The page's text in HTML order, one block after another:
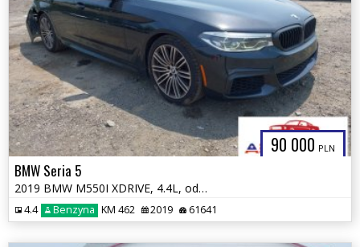
90 000 PLN
BMW Seria 5
2019 BMW M550I XDRIVE, 4.4L, od ubezpieczalni
4.4 Benzyna KM 462 2019 61641